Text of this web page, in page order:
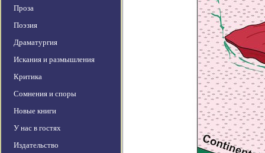
Проза
Поэзия
Драматургия
Искания и размышления
Критика
Сомнения и споры
Новые книги
У нас в гостях
Издательство